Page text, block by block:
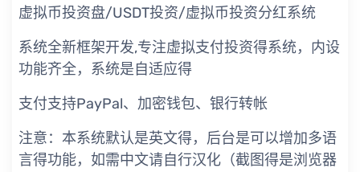
虚拟币投资盘/USDT投资/虚拟币投资分红系统
系统全新框架开发,专注虚拟支付投资得系统，内设
功能齐全，系统是自适应得
支付支持PayPal、加密钱包、银行转帐
注意：本系统默认是英文得，后台是可以增加多语
言得功能，如需中文请自行汉化（截图得是浏览器